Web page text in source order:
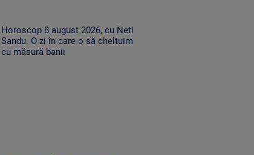
Horoscop 8 august 2026, cu Neti
Sandu. O zi în care o să cheltuim
cu măsură banii